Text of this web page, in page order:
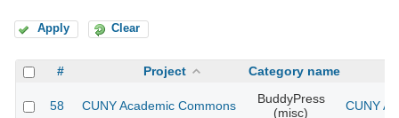
Apply Clear
# Project Category name
58 CUNY Academic Commons
BuddyPress
(misc)
CUNY